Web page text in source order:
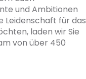
und Ambitionen
Leidenschaft für das
laden wir Sie
von über 450